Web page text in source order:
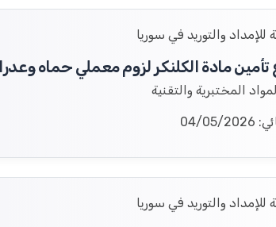
للإمداد والتوريد في سوريا
المختبرية والتقنية
2026
للإمداد والتوريد في سوريا